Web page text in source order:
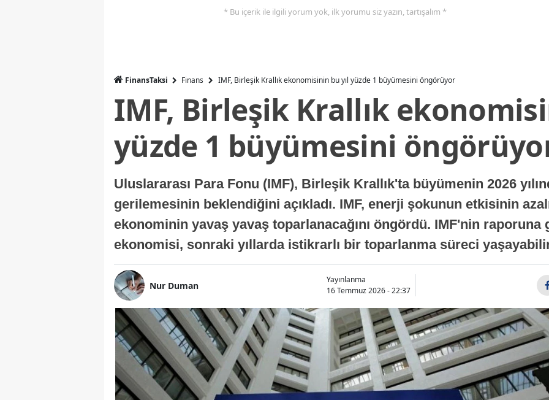
* Bu içerik ile ilgili yorum yok, ilk yorumu siz yazın, tartışalım *
FinansTaksi Finans IMF, Birleşik Krallık ekonomisinin bu yıl yüzde 1 büyümesini öngörüyor
IMF, Birleşik Krallık
yüzde 1 büyümesini
Uluslararası Para Fonu (IMF), Birleşik Krallık'ta büyümenin 2026
gerilemesinin beklendiğini açıkladı. IMF, enerji şokunun etkisinin
ekonominin yavaş yavaş toparlanacağını öngördü. IMF'nin raporuna
ekonomisi, sonraki yıllarda istikrarlı bir toparlanma süreci
Nur Duman
Yayınlanma
16 Temmuz 2026 - 22:37